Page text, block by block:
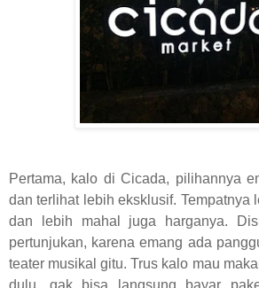
Pertama, kalo di Cicada, pilihannya
dan terlihat lebih eksklusif. Tempatnya
dan lebih mahal juga harganya.
pertunjukan, karena emang ada
teater musikal gitu. Trus kalo mau
dulu, gak bisa langsung bayar